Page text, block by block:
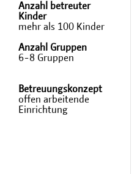
Anzahl betreuter
Kinder
mehr als 100 Kinder
Anzahl Gruppen
6-8 Gruppen
Betreuungskonzept
offen arbeitende
Einrichtung